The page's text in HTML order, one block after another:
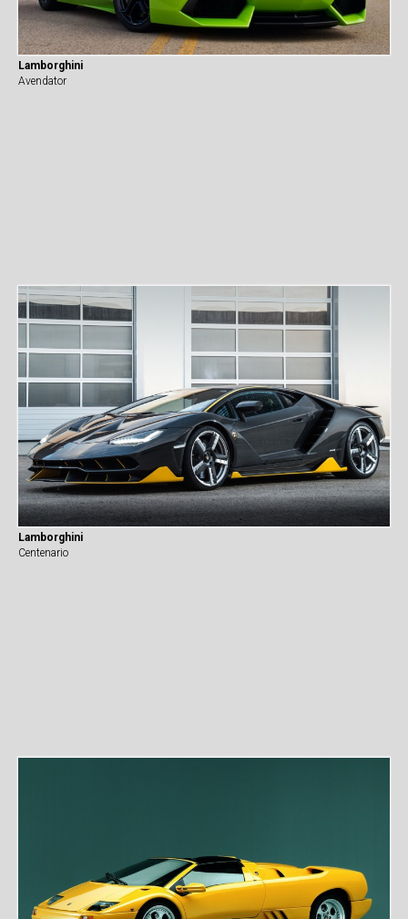
Lamborghini
Avendator
Lamborghini
Centenario